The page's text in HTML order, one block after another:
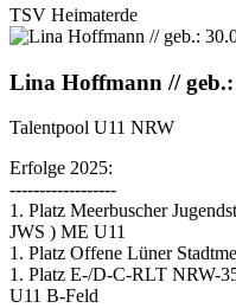
TSV Heimaterde
Lina Hoffmann // geb.:
Talentpool U11 NRW
Erfolge 2025:
------------------
1. Platz Meerbuscher
JWS ) ME U11
1. Platz Offene Lüner
1. Platz E-/D-C-RLT NRW-
U11 B-Feld